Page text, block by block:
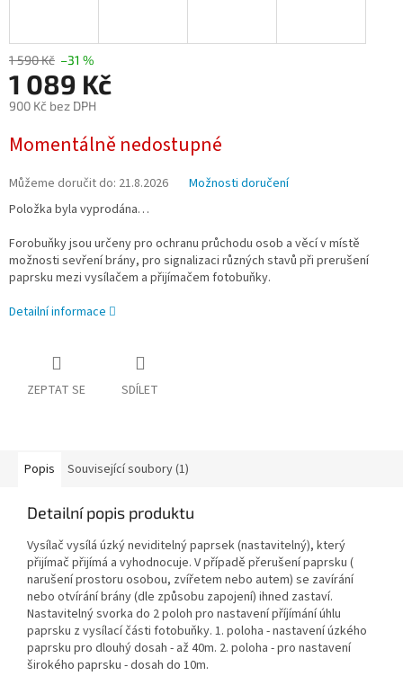
1 590 Kč –31 %
1 089 Kč
900 Kč bez DPH
cena:
Momentálně nedostupné
Můžeme doručit do: 21.8.2026
Možnosti doručení
Položka byla vyprodána…
Forobuňky jsou určeny pro ochranu průchodu osob a věcí v místě
možnosti sevření brány, pro signalizaci různých stavů při prerušení
paprsku mezi vysílačem a přijímačem fotobuňky.
Detailní informace
ZEPTAT SE SDÍLET
Popis Související soubory (1)
Detailní popis produktu
Vysílač vysílá úzký neviditelný paprsek (nastavitelný), který
přijímač přijímá a vyhodnocuje. V případě přerušení paprsku (
narušení prostoru osobou, zvířetem nebo autem) se zavírání
nebo otvírání brány (dle způsobu zapojení) ihned zastaví.
Nastavitelný svorka do 2 poloh pro nastavení příjímání úhlu
paprsku z vysílací části fotobuňky. 1. poloha - nastavení úzkého
paprsku pro dlouhý dosah - až 40m. 2. poloha - pro nastavení
širokého paprsku - dosah do 10m.